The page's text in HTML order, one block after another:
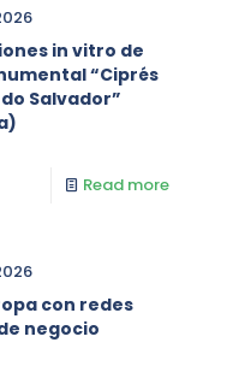
in vitro de
“Ciprés
Salvador”
Read more
con redes
negocio